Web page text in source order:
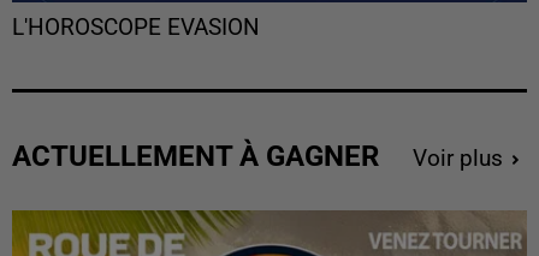
L'HOROSCOPE EVASION
ACTUELLEMENT À GAGNER Voir plus